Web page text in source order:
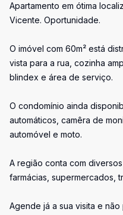
Apartamento em ótima
Vicente. Oportunidade.
O imóvel com 60m² está
vista para a rua, cozinha
blindex e área de serviço.
O condomínio ainda
automáticos, camêra de
automóvel e moto.
A região conta com
farmácias, supermercados,
Agende já a sua visita e